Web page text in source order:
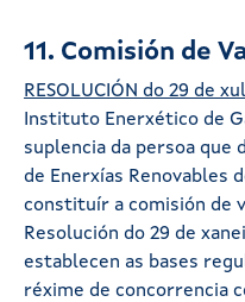
11. Comisión de
RESOLUCIÓN do 29 de
Instituto Enerxético de
suplencia da persoa que
de Enerxías Renovables
constituír a comisión de
Resolución do 29 de
establecen as bases
réxime de concorrencia